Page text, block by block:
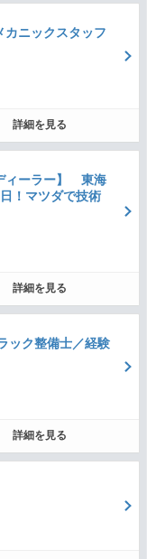
カニックスタッフ
詳細を見る
ィーラー】 東海
！マツダで技術
詳細を見る
ック整備士／経験
詳細を見る